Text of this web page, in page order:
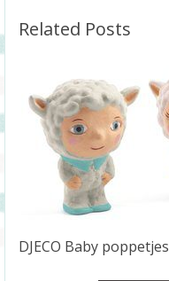
Related Posts
DJECO Baby poppetjes